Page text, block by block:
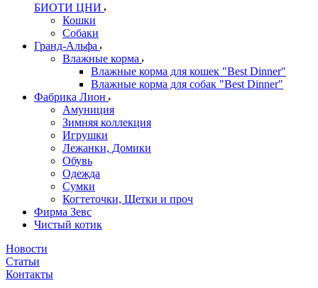
БИОТИ ЦНИ
Кошки
Собаки
Гранд-Альфа
Влажные корма
Влажные корма для кошек "Best Dinner"
Влажные корма для собак "Best Dinner"
Фабрика Лион
Амуниция
Зимняя коллекция
Игрушки
Лежанки, Домики
Обувь
Одежда
Сумки
Когтеточки, Щетки и проч
Фирма Зевс
Чистый котик
Новости
Статьи
Контакты